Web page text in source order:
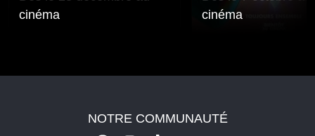
cinéma
cinéma
NOTRE COMMUNAUTÉ